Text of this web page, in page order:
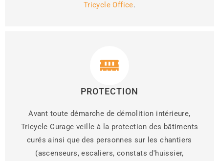
Tricycle Office.
PROTECTION
Avant toute démarche de démolition intérieure,
Tricycle Curage veille à la protection des bâtiments
curés ainsi que des personnes sur les chantiers
(ascenseurs, escaliers, constats d'huissier,